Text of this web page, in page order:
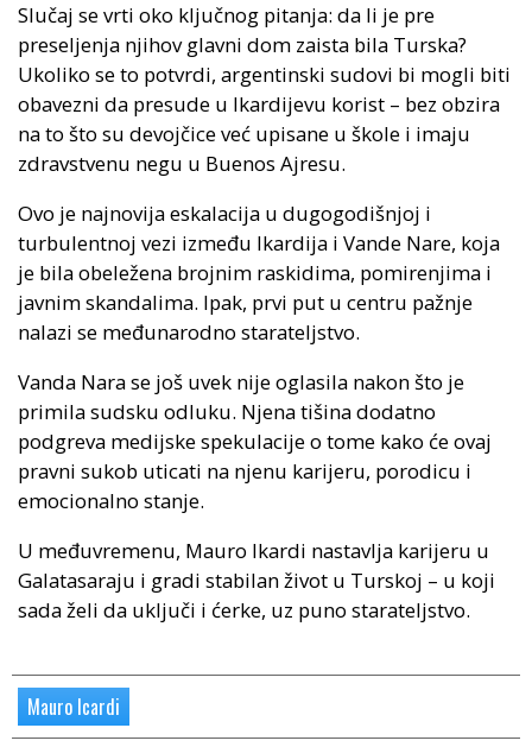
Slučaj se vrti oko ključnog pitanja: da li je pre
preseljenja njihov glavni dom zaista bila Turska?
Ukoliko se to potvrdi, argentinski sudovi bi mogli biti
obavezni da presude u Ikardijevu korist – bez obzira
na to što su devojčice već upisane u škole i imaju
zdravstvenu negu u Buenos Ajresu.
Ovo je najnovija eskalacija u dugogodišnjoj i
turbulentnoj vezi između Ikardija i Vande Nare, koja
je bila obeležena brojnim raskidima, pomirenjima i
javnim skandalima. Ipak, prvi put u centru pažnje
nalazi se međunarodno starateljstvo.
Vanda Nara se još uvek nije oglasila nakon što je
primila sudsku odluku. Njena tišina dodatno
podgreva medijske spekulacije o tome kako će ovaj
pravni sukob uticati na njenu karijeru, porodicu i
emocionalno stanje.
U međuvremenu, Mauro Ikardi nastavlja karijeru u
Galatasaraju i gradi stabilan život u Turskoj – u koji
sada želi da uključi i ćerke, uz puno starateljstvo.
Mauro Icardi